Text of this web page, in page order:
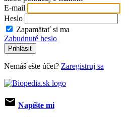
E-mail
Heslo
Zapamätať si ma
Zabudnuté heslo
Prihlásiť
Nemáš ešte účet? Zaregistruj sa
email Napíšte mi